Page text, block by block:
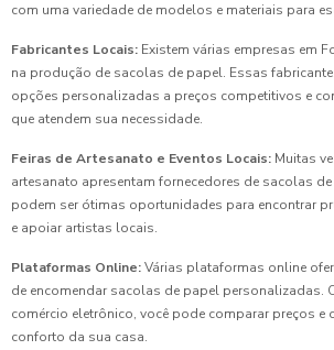
com uma variedade de modelos e materiais para
Fabricantes Locais: Existem várias empresas em
na produção de sacolas de papel. Essas
opções personalizadas a preços competitivos e
que atendem sua necessidade.
Feiras de Artesanato e Eventos Locais: Muitas
artesanato apresentam fornecedores de sacolas
podem ser ótimas oportunidades para encontrar
e apoiar artistas locais.
Plataformas Online:Várias plataformas online
de encomendar sacolas de papel personalizadas.
comércio eletrônico, você pode comparar preços e
conforto da sua casa.